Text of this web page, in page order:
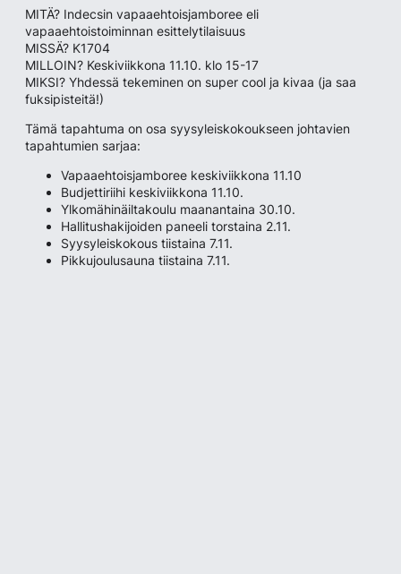
MITÄ? Indecsin vapaaehtoisjamboree eli
vapaaehtoistoiminnan esittelytilaisuus
MISSÄ? K1704
MILLOIN? Keskiviikkona 11.10. klo 15-17
MIKSI? Yhdessä tekeminen on super cool ja kivaa (ja saa
fuksipisteitä!)
Tämä tapahtuma on osa syysyleiskokoukseen johtavien
tapahtumien sarjaa:
Vapaaehtoisjamboree keskiviikkona 11.10
Budjettiriihi keskiviikkona 11.10.
Ylkomähinäiltakoulu maanantaina 30.10.
Hallitushakijoiden paneeli torstaina 2.11.
Syysyleiskokous tiistaina 7.11.
Pikkujoulusauna tiistaina 7.11.